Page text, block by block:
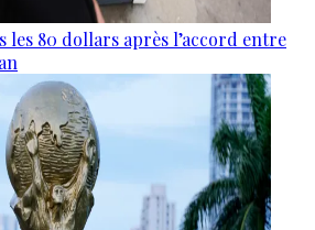
les 80 dollars après l’accord entre